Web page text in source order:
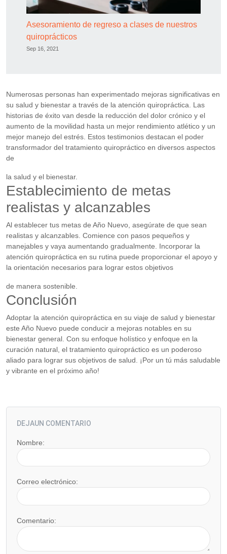
Asesoramiento de regreso a clases de nuestros
quiroprácticos
Sep 16, 2021
Numerosas personas han experimentado mejoras significativas en
su salud y bienestar a través de la atención quiropráctica. Las
historias de éxito van desde la reducción del dolor crónico y el
aumento de la movilidad hasta un mejor rendimiento atlético y un
mejor manejo del estrés. Estos testimonios destacan el poder
transformador del tratamiento quiropráctico en diversos aspectos
de
la salud y el bienestar.
Establecimiento de metas
realistas y alcanzables
Al establecer tus metas de Año Nuevo, asegúrate de que sean
realistas y alcanzables. Comience con pasos pequeños y
manejables y vaya aumentando gradualmente. Incorporar la
atención quiropráctica en su rutina puede proporcionar el apoyo y
la orientación necesarios para lograr estos objetivos
de manera sostenible.
Conclusión
Adoptar la atención quiropráctica en su viaje de salud y bienestar
este Año Nuevo puede conducir a mejoras notables en su
bienestar general. Con su enfoque holístico y enfoque en la
curación natural, el tratamiento quiropráctico es un poderoso
aliado para lograr sus objetivos de salud. ¡Por un tú más saludable
y vibrante en el próximo año!
DEJAUN COMENTARIO
Nombre:
Correo electrónico:
Comentario: